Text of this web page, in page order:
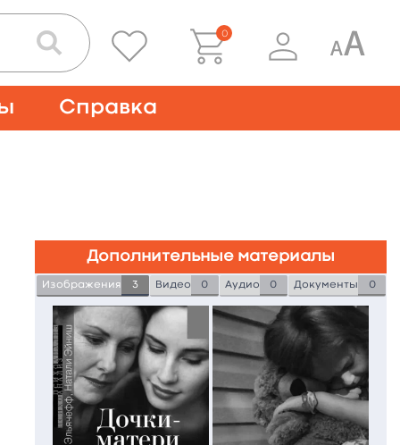
0
Справка
Дополнительные материалы
Изображения 3 Видео 0 Аудио 0 Документы 0